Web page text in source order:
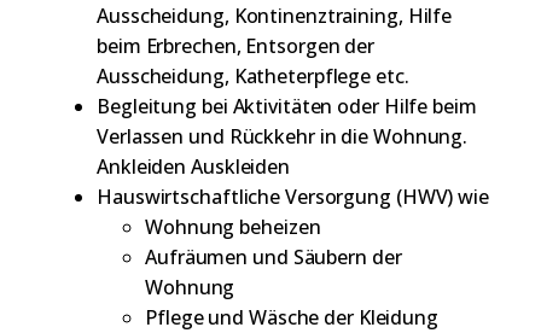
Ausscheidung, Kontinenztraining, Hilfe
beim Erbrechen, Entsorgen der
Ausscheidung, Katheterpflege etc.
Begleitung bei Aktivitäten oder Hilfe beim
Verlassen und Rückkehr in die Wohnung.
Ankleiden Auskleiden
Hauswirtschaftliche Versorgung (HWV) wie
Wohnung beheizen
Aufräumen und Säubern der
Wohnung
Pflege und Wäsche der Kleidung